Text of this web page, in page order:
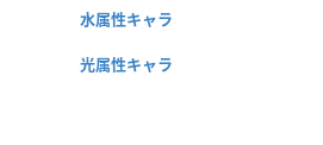
水属性キャラ
光属性キャラ